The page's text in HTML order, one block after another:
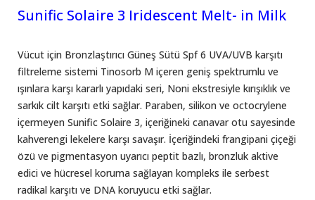
Sunific Solaire 3 Iridescent Melt- in Milk
Vücut için Bronzlaştırıcı Güneş Sütü Spf 6 UVA/UVB karşıtı
filtreleme sistemi Tinosorb M içeren geniş spektrumlu ve
ışınlara karşı kararlı yapıdaki seri, Noni ekstresiyle kırışıklık ve
sarkık cilt karşıtı etki sağlar. Paraben, silikon ve octocrylene
içermeyen Sunific Solaire 3, içeriğineki canavar otu sayesinde
kahverengi lekelere karşı savaşır. İçeriğindeki frangipani çiçeği
özü ve pigmentasyon uyarıcı peptit bazlı, bronzluk aktive
edici ve hücresel koruma sağlayan kompleks ile serbest
radikal karşıtı ve DNA koruyucu etki sağlar.